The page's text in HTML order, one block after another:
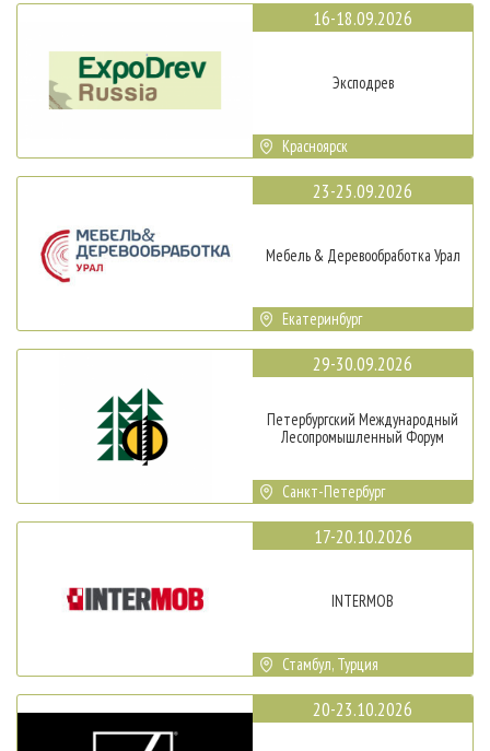
16-18.09.2026
Эксподрев
Красноярск
23-25.09.2026
Мебель & Деревообработка Урал
Екатеринбург
29-30.09.2026
Петербургский Международный
Лесопромышленный Форум
Санкт-Петербург
17-20.10.2026
INTERMOB
Стамбул, Турция
20-23.10.2026